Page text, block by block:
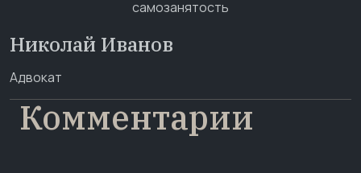
Николай Иванов
Адвокат
Комментарии